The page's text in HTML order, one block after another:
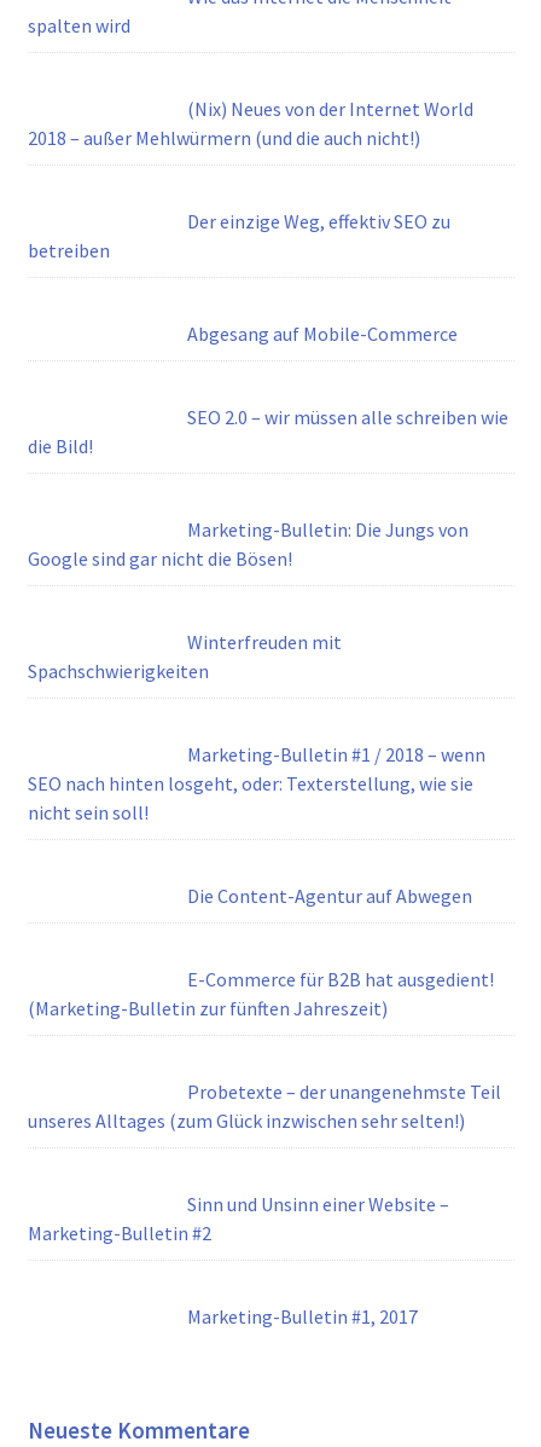
spalten wird
(Nix) Neues von der Internet World
2018 – außer Mehlwürmern (und die auch nicht!)
Der einzige Weg, effektiv SEO zu
betreiben
Abgesang auf Mobile-Commerce
SEO 2.0 – wir müssen alle schreiben wie
die Bild!
Marketing-Bulletin: Die Jungs von
Google sind gar nicht die Bösen!
Winterfreuden mit
Spachschwierigkeiten
Marketing-Bulletin #1 / 2018 – wenn
SEO nach hinten losgeht, oder: Texterstellung, wie sie
nicht sein soll!
Die Content-Agentur auf Abwegen
E-Commerce für B2B hat ausgedient!
(Marketing-Bulletin zur fünften Jahreszeit)
Probetexte – der unangenehmste Teil
unseres Alltages (zum Glück inzwischen sehr selten!)
Sinn und Unsinn einer Website –
Marketing-Bulletin #2
Marketing-Bulletin #1, 2017
Neueste Kommentare